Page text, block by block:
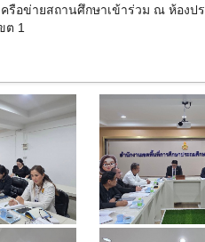
รือข่ายสถานศึกษาเข้าร่วม ณ ห้องป
ต 1